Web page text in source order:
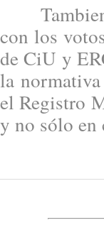
Tambien
con los
de CiU y
la
el Registro
y no sólo en